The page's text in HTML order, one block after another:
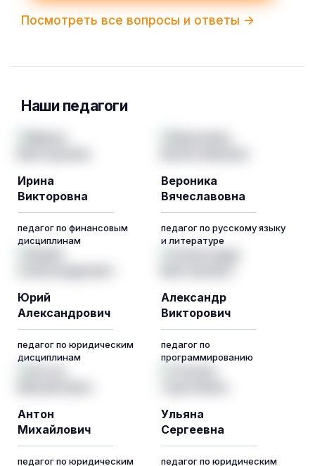
Посмотреть все вопросы и ответы ->
Наши педагоги
Ирина
Викторовна
педагог по финансовым
дисциплинам
Вероника
Вячеславовна
педагог по русскому языку
и литературе
Юрий
Александрович
педагог по юридическим
дисциплинам
Александр
Викторович
педагог по
программированию
Антон
Михайлович
педагог по юридическим
Ульяна
Сергеевна
педагог по юридическим